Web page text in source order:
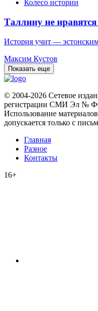
Колесо истории
Таллину не
История учит —
Максим Кустов
Показать еще
© 2004-2026 Сетевое
регистрации СМИ Эл №
Использование
допускается только с
Главная
Разное
Контакты
16+